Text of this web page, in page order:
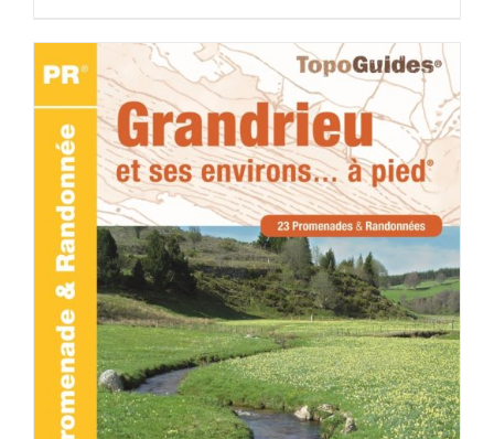
ACHETER LE PRODUIT / DÉTAILS